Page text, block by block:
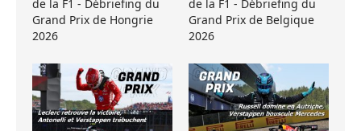
de la F1 - Débriefing du
Grand Prix de Hongrie
2026
de la F1 - Débriefing du
Grand Prix de Belgique
2026